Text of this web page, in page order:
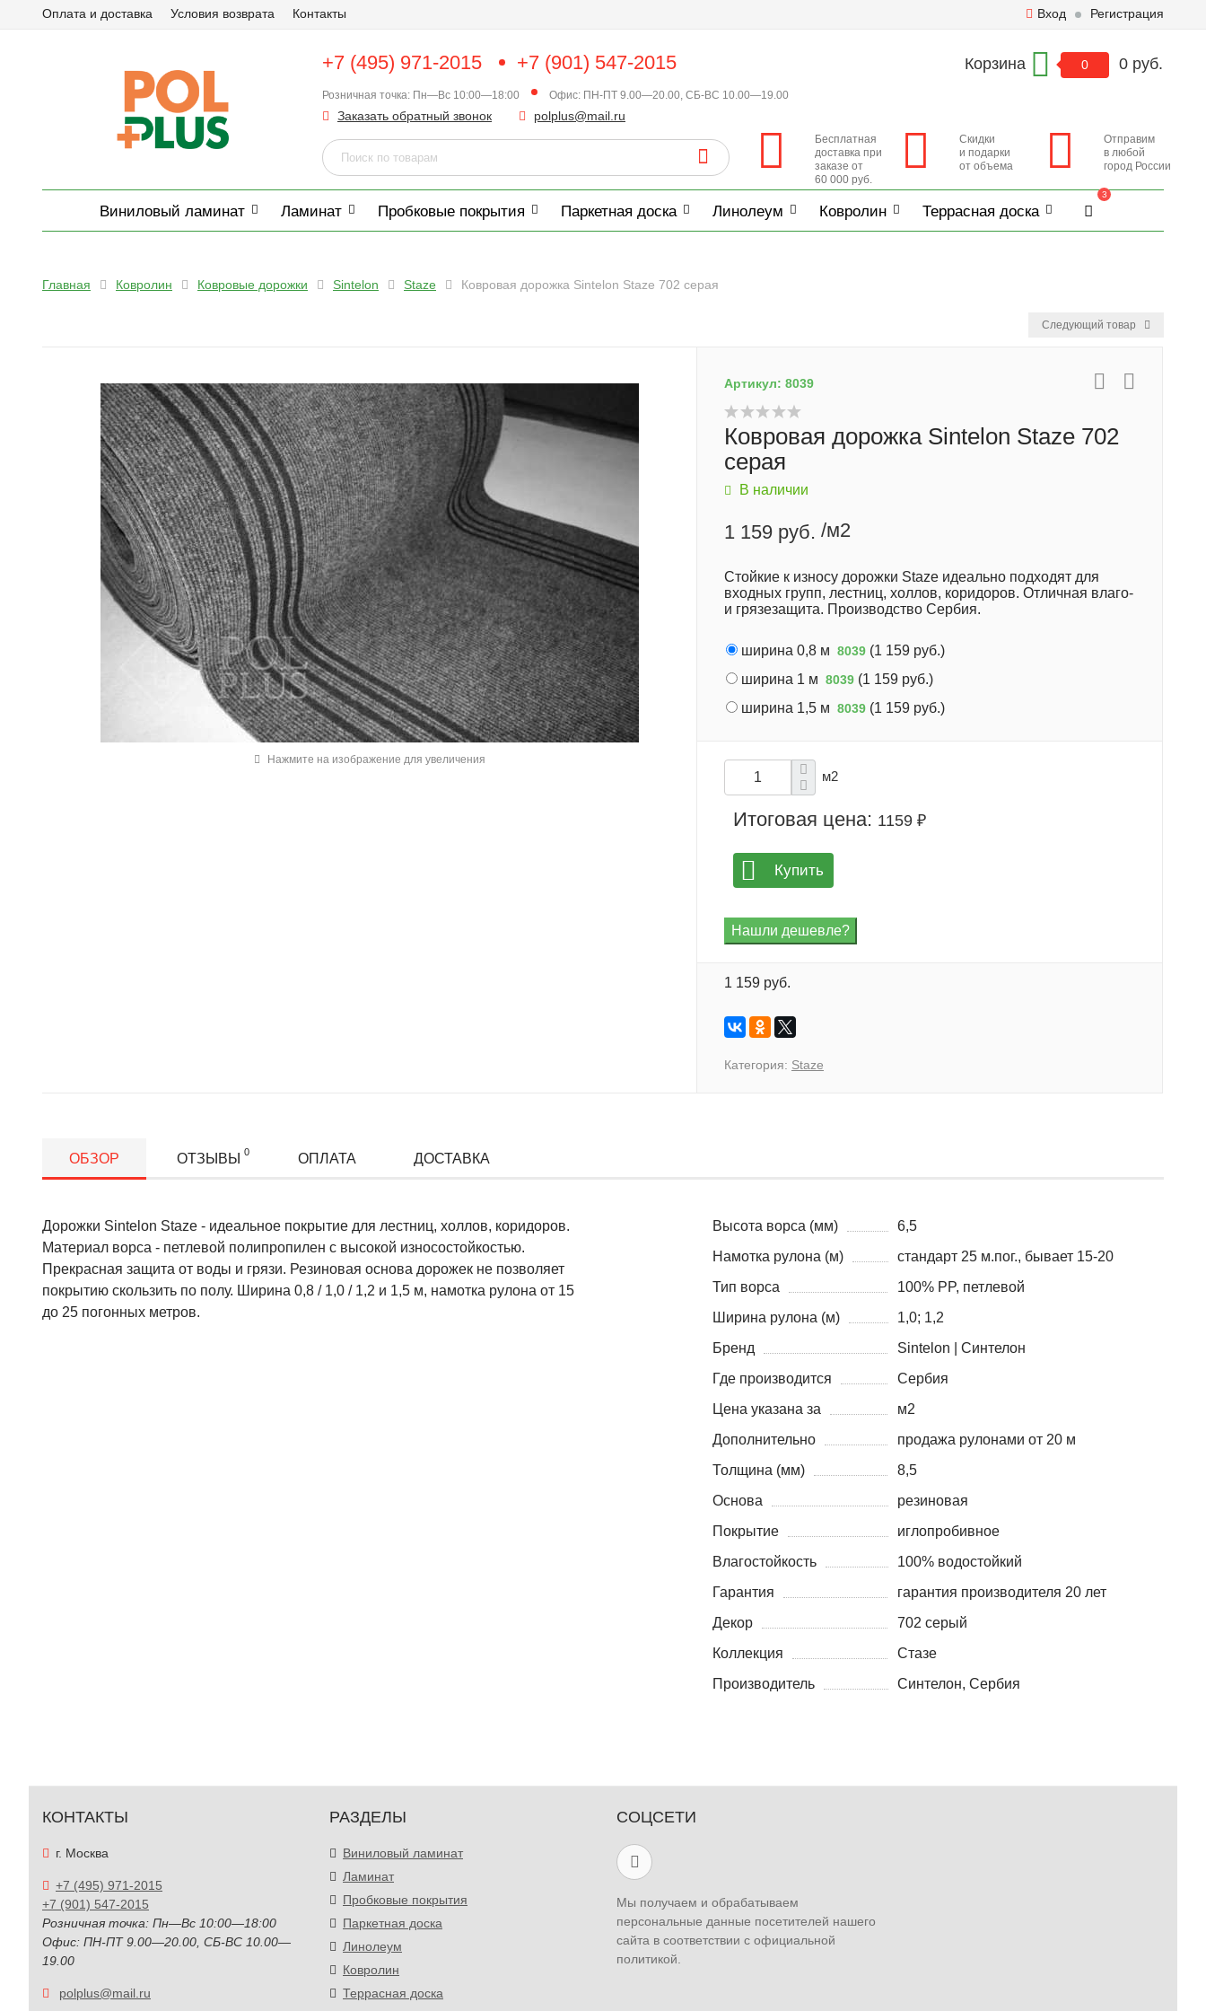
Оплата и доставка Условия возврата Контакты Вход Регистрация
+7 (495) 971-2015 +7 (901) 547-2015
Розничная точка: Пн—Вс 10:00—18:00 Офис: ПН-ПТ 9.00—20.00, СБ-ВС 10.00—19.00
Заказать обратный звонок polplus@mail.ru
Корзина 0 0 руб.
Бесплатная
доставка при
заказе от
60 000 руб.
Скидки
и подарки
от объема
Отправим
в любой
город России
Виниловый ламинат Ламинат Пробковые покрытия Паркетная доска Линолеум Ковролин Террасная доска
3
Главная Ковролин Ковровые дорожки Sintelon Staze Ковровая дорожка Sintelon Staze 702 серая
Следующий товар
Нажмите на изображение для увеличения
Артикул: 8039
Ковровая дорожка Sintelon Staze 702
серая
В наличии
1 159 руб. /м2
Стойкие к износу дорожки Staze идеально подходят для
входных групп, лестниц, холлов, коридоров. Отличная влаго-
и грязезащита. Производство Сербия.
ширина 0,8 м 8039 (1 159 руб.)
ширина 1 м 8039 (1 159 руб.)
ширина 1,5 м 8039 (1 159 руб.)
м2
Итоговая цена: 1159 ₽
Купить
1 159 руб.
Категория: Staze
ОБЗОР ОТЗЫВЫ 0 ОПЛАТА ДОСТАВКА
Дорожки Sintelon Staze - идеальное покрытие для лестниц, холлов, коридоров.
Материал ворса - петлевой полипропилен с высокой износостойкостью.
Прекрасная защита от воды и грязи. Резиновая основа дорожек не позволяет
покрытию скользить по полу. Ширина 0,8 / 1,0 / 1,2 и 1,5 м, намотка рулона от 15
до 25 погонных метров.
Высота ворса (мм)
6,5
Намотка рулона (м)
стандарт 25 м.пог., бывает 15-20
Тип ворса
100% PP, петлевой
Ширина рулона (м)
1,0; 1,2
Бренд
Sintelon | Синтелон
Где производится
Сербия
Цена указана за
м2
Дополнительно
продажа рулонами от 20 м
Толщина (мм)
8,5
Основа
резиновая
Покрытие
иглопробивное
Влагостойкость
100% водостойкий
Гарантия
гарантия производителя 20 лет
Декор
702 серый
Коллекция
Стазе
Производитель
Синтелон, Сербия
КОНТАКТЫ
г. Москва
+7 (495) 971-2015
+7 (901) 547-2015
Розничная точка: Пн—Вс 10:00—18:00
Офис: ПН-ПТ 9.00—20.00, СБ-ВС 10.00—
19.00
polplus@mail.ru
РАЗДЕЛЫ
Виниловый ламинат
Ламинат
Пробковые покрытия
Паркетная доска
Линолеум
Ковролин
Террасная доска
СОЦСЕТИ
Мы получаем и обрабатываем
персональные данные посетителей нашего
сайта в соответствии с официальной
политикой.